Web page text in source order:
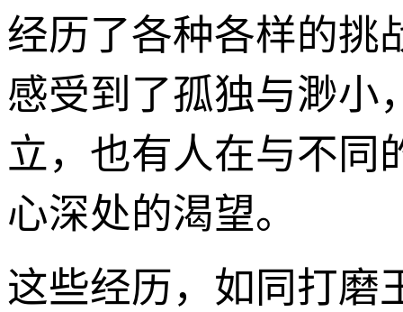
经历了各种各样的挑
感受到了孤独与渺小
立，也有人在与不同
心深处的渴望。
这些经历，如同打磨